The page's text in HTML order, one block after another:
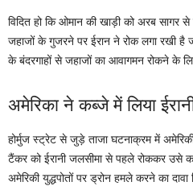
विदित हो कि ओमान की खाड़ी को अरब सागर
जहाजों के गुजरने पर ईरान ने रोक लगा रखी
के बंदरगाहों से जहाजों का आवागमन रोकने के
अमेरिका ने कब्जे में लिया
होर्मुज स्ट्रेट से जुड़े ताजा घटनाक्रम में
टैंकर को ईरानी जलसीमा से पहले रोककर उसे
अमेरिकी युद्धपोतों पर ड्रोन हमले करने का दावा